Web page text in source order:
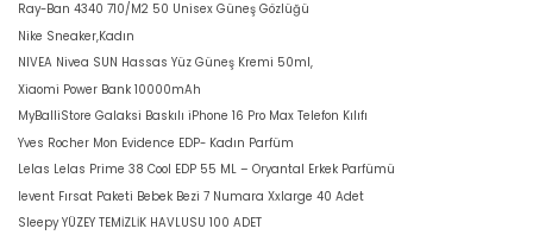
Ray-Ban 4340 710/M2 50 Unisex Güneş Gözlüğü
Nike Sneaker,Kadın
NIVEA Nivea SUN Hassas Yüz Güneş Kremi 50ml,
Xiaomi Power Bank 10000mAh
MyBalliStore Galaksi Baskılı iPhone 16 Pro Max Telefon Kılıfı
Yves Rocher Mon Evidence EDP- Kadın Parfüm
Lelas Lelas Prime 38 Cool EDP 55 ML – Oryantal Erkek Parfümü
levent Fırsat Paketi Bebek Bezi 7 Numara Xxlarge 40 Adet
Sleepy YÜZEY TEMİZLİK HAVLUSU 100 ADET